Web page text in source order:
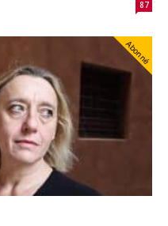
87
Abonné